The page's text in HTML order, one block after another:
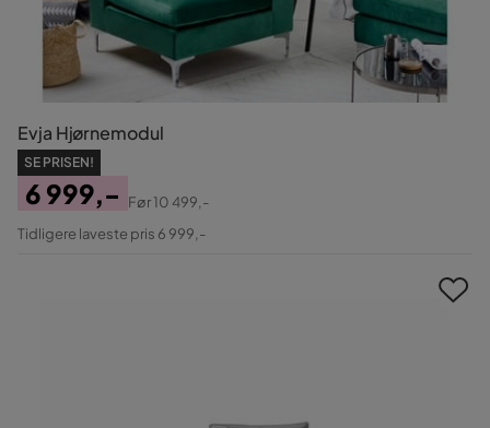
Evja Hjørnemodul
SE PRISEN!
Pris
6 999,-
Original
Før10 499,-
Tidligere laveste pris 6 999,-